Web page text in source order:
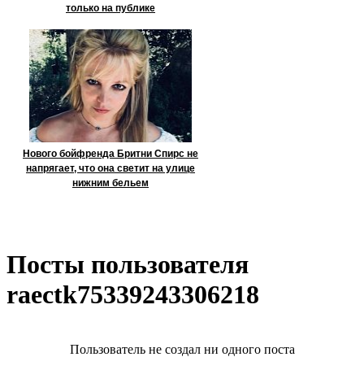
только на публике
Нового бойфренда Бритни Спирс не
напрягает, что она светит на улице
нижним бельем
Посты пользователя
raectk75339243306218
Пользователь не создал ни одного поста